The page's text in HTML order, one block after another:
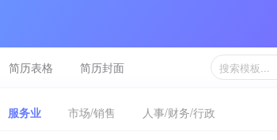
简历表格 简历封面
服务业 市场/销售 人事/财务/行政